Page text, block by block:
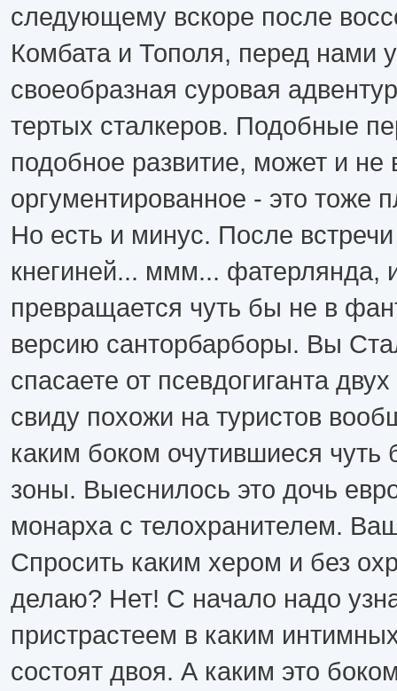
следующему вскоре после
Комбата и Тополя, перед нами
своеобразная суровая
тертых сталкеров. Подобные
подобное развитие, может и не
оргументированное - это тоже
Но есть и минус. После
кнегиней... ммм... фатерлянда,
превращается чуть бы не в
версию санторбарборы. Вы
спасаете от псевдогиганта
свиду похожи на туристов
каким боком очутившиеся чуть
зоны. Выеснилось это дочь
монарха с телохранителем.
Спросить каким хером и без
делаю? Нет! С начало надо
пристрастеем в каким
состоят двоя. А каким это